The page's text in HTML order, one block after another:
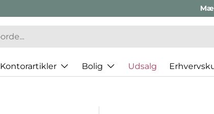
Kontorartikler Bolig Udsalg